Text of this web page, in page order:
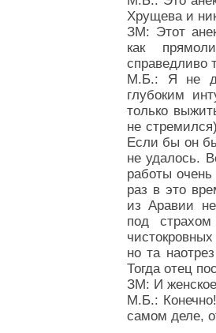
Хрущева и
ЗМ: Этот
как
справедливо
М.Б.: Я не
глубоким
только
не
Если бы он
не удалось.
работы
раз в это
из Аравии
под
но та
Тогда отец
ЗМ: И
М.Б.:
самом деле,